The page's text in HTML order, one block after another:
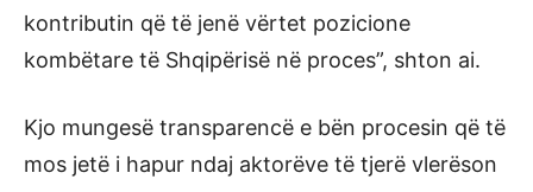
kontributin që të jenë vërtet pozicione
kombëtare të Shqipërisë në proces”, shton ai.
Kjo mungesë transparencë e bën procesin që të
mos jetë i hapur ndaj aktorëve të tjerë vlerëson